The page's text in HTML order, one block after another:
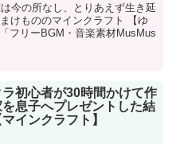
今の所なし、とりあえず生き延
けもののマインクラフト 【ゆ
フリーBGM・音楽素材MusMus
ラ初心者が30時間かけて作
を息子へプレゼントした結
インクラフト】